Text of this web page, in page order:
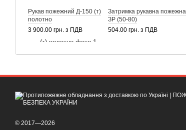
Рукав пожежний Д-150 (т)
полотно
3 900.00 грн. з ПДВ
Затримка рукавна пожежна
ЗР (50-80)
504.00 грн. з ПДВ
© 2017—2026